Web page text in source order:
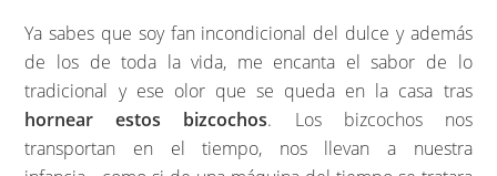
Ya sabes que soy fan incondicional del dulce y además
de los de toda la vida, me encanta el sabor de lo
tradicional y ese olor que se queda en la casa tras
hornear estos bizcochos. Los bizcochos nos
transportan en el tiempo, nos llevan a nuestra